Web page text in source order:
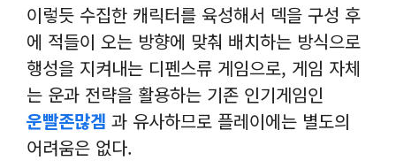
이렇듯 수집한 캐릭터를 육성해서 덱을 구성 후
에 적들이 오는 방향에 맞춰 배치하는 방식으로
행성을 지켜내는 디펜스류 게임으로, 게임 자체
는 운과 전략을 활용하는 기존 인기게임인
운빨존많겜 과 유사하므로 플레이에는 별도의
어려움은 없다.